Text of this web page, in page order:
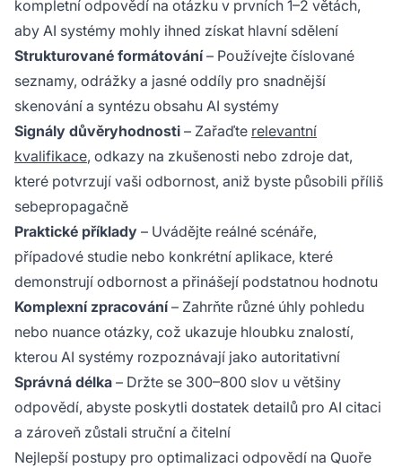
kompletní odpovědí na otázku v prvních 1–2 větách,
aby AI systémy mohly ihned získat hlavní sdělení
Strukturované formátování– Používejte číslované
seznamy, odrážky a jasné oddíly pro snadnější
skenování a syntézu obsahu AI systémy
Signály důvěryhodnosti – Zařaďte relevantní
kvalifikace, odkazy na zkušenosti nebo zdroje dat,
které potvrzují vaši odbornost, aniž byste působili příliš
sebepropagačně
Praktické příklady – Uvádějte reálné scénáře,
případové studie nebo konkrétní aplikace, které
demonstrují odbornost a přinášejí podstatnou hodnotu
Komplexní zpracování– Zahrňte různé úhly pohledu
nebo nuance otázky, což ukazuje hloubku znalostí,
kterou AI systémy rozpoznávají jako autoritativní
Správná délka – Držte se 300–800 slov u většiny
odpovědí, abyste poskytli dostatek detailů pro AI citaci
a zároveň zůstali struční a čitelní
Nejlepší postupy pro optimalizaci odpovědí na Quoře